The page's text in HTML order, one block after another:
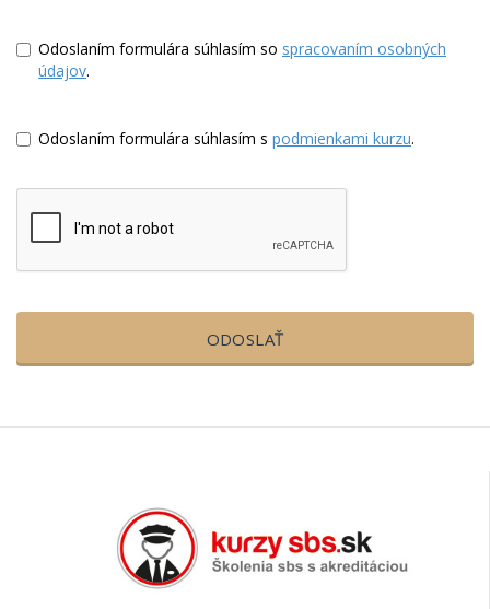
Odoslaním formulára súhlasím so spracovaním osobných
údajov.
Odoslaním formulára súhlasím s podmienkami kurzu.
ODOSLAŤ